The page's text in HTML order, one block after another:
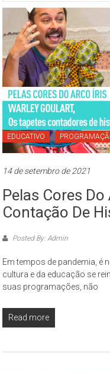
O
Museu
da
Cidade
de
São
Paulo
complexo
cultural
museológico,
de
socioantropológica,
geográfica
histórica
propõe
constituir-
como
um
EDUCATIVO
14 de setembro de 2021
Pelas Cores
Contação De
Posted By: Admin
Em tempos de pandemia, é
cultura e da educação se
suas programações, não
Read more